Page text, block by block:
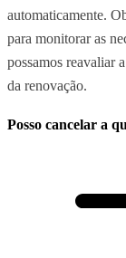
automaticamente.
para monitorar as
possamos reavaliar
da renovação.
Posso cancelar a